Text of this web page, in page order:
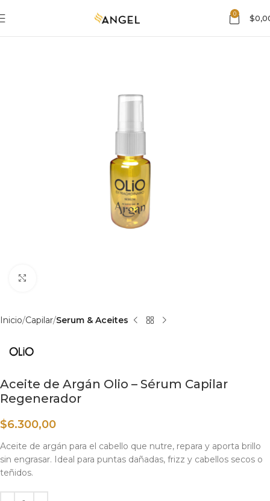
0 $
Inicio Capilar Serum & Aceites
Aceite de Argán Olio – Sérum Capilar
Regenerador
$6.300,00
Aceite de argán para el cabello que nutre, repara y aporta brillo
sin engrasar. Ideal para puntas dañadas, frizz y cabellos secos o
teñidos.